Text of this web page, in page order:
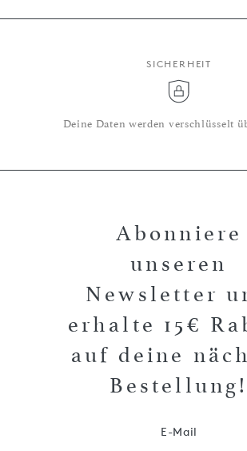
SICHERHEIT
Deine Daten werden verschlüsselt
Abonniere
unseren
Newsletter
erhalte 15€
auf deine
Bestellung!
E-Mail